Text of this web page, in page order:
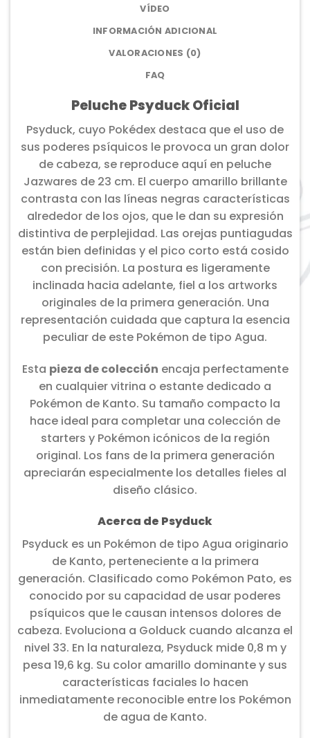
VÍDEO
INFORMACIÓN ADICIONAL
VALORACIONES (0)
FAQ
Peluche Psyduck Oficial
Psyduck, cuyo Pokédex destaca que el uso de
sus poderes psíquicos le provoca un gran dolor
de cabeza, se reproduce aquí en peluche
Jazwares de 23 cm. El cuerpo amarillo brillante
contrasta con las líneas negras características
alrededor de los ojos, que le dan su expresión
distintiva de perplejidad. Las orejas puntiagudas
están bien definidas y el pico corto está cosido
con precisión. La postura es ligeramente
inclinada hacia adelante, fiel a los artworks
originales de la primera generación. Una
representación cuidada que captura la esencia
peculiar de este Pokémon de tipo Agua.
Esta pieza de colección encaja perfectamente
en cualquier vitrina o estante dedicado a
Pokémon de Kanto. Su tamaño compacto la
hace ideal para completar una colección de
starters y Pokémon icónicos de la región
original. Los fans de la primera generación
apreciarán especialmente los detalles fieles al
diseño clásico.
Acerca de Psyduck
Psyduck es un Pokémon de tipo Agua originario
de Kanto, perteneciente a la primera
generación. Clasificado como Pokémon Pato, es
conocido por su capacidad de usar poderes
psíquicos que le causan intensos dolores de
cabeza. Evoluciona a Golduck cuando alcanza el
nivel 33. En la naturaleza, Psyduck mide 0,8 m y
pesa 19,6 kg. Su color amarillo dominante y sus
características faciales lo hacen
inmediatamente reconocible entre los Pokémon
de agua de Kanto.